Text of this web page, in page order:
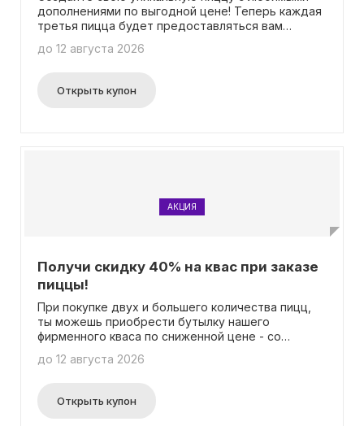
дополнениями по выгодной цене! Теперь каждая
третья пицца будет предоставляться вам
акции можно найти на нашей специальной
не нужно будет использовать промокод для
активации предложения.
до 12 августа 2026
Открыть купон
АКЦИЯ
Получи скидку 40% на квас при заказе
пиццы!
При покупке двух и большего количества пицц,
ты можешь приобрести бутылку нашего
фирменного кваса по сниженной цене - со
внимание, что специальная цена
бутылок кваса за один заказ. Важно отметить,
что для получения данной скидки не требуется
до 12 августа 2026
Открыть купон